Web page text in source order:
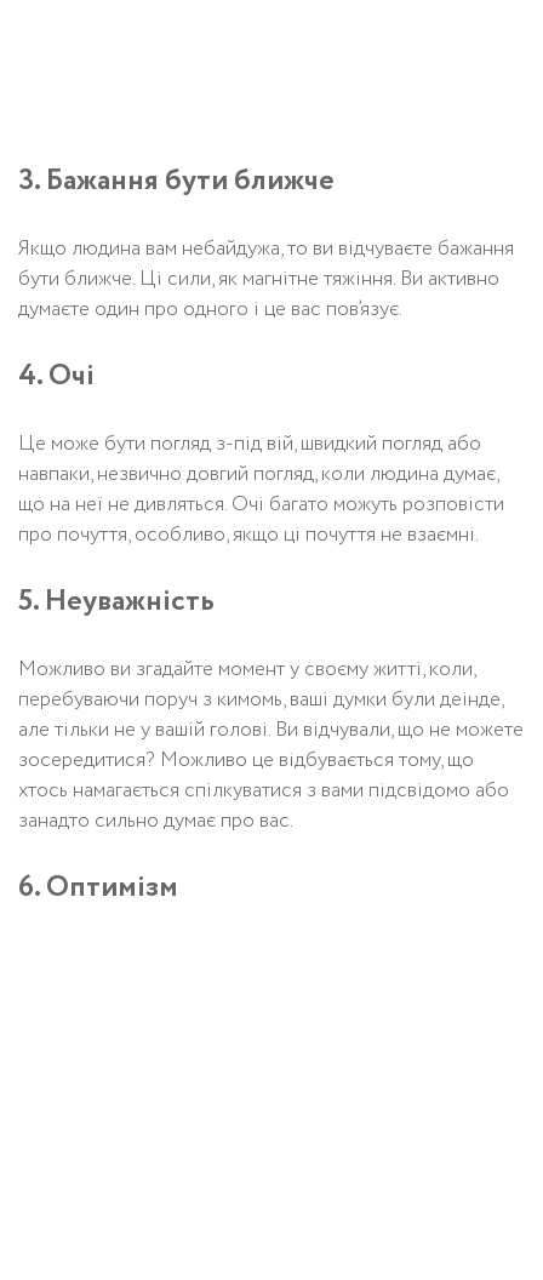
3. Бажання бути ближче
Якщо людина вам небайдужа, то ви відчуваєте бажання
бути ближче. Ці сили, як магнітне тяжіння. Ви активно
думаєте один про одного і це вас пов’язує.
4. Очі
Це може бути погляд з-під вій, швидкий погляд або
навпаки, незвично довгий погляд, коли людина думає,
що на неї не дивляться. Очі багато можуть розповісти
про почуття, особливо, якщо ці почуття не взаємні.
5. Неуважність
Можливо ви згадайте момент у своєму житті, коли,
перебуваючи поруч з кимомь, ваші думки були деінде,
але тільки не у вашій голові. Ви відчували, що не можете
зосередитися? Можливо це відбувається тому, що
хтось намагається спілкуватися з вами підсвідомо або
занадто сильно думає про вас.
6. Оптимізм